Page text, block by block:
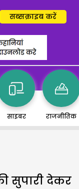
सब्सक्राइब करें
साइबर राजनीतिक
सुपारी देकर